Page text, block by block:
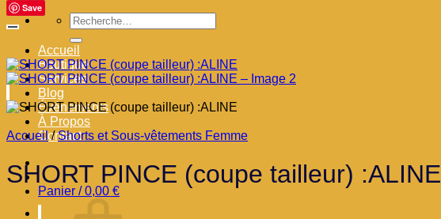
Recherche
pour :
Accueil
Boutique
Services
Blog
Événements
À Propos
Contact
Panier /0,00 €
Save
Accueil / Shorts et Sous-vêtements Femme
SHORT PINCE (coupe tailleur) :ALINE